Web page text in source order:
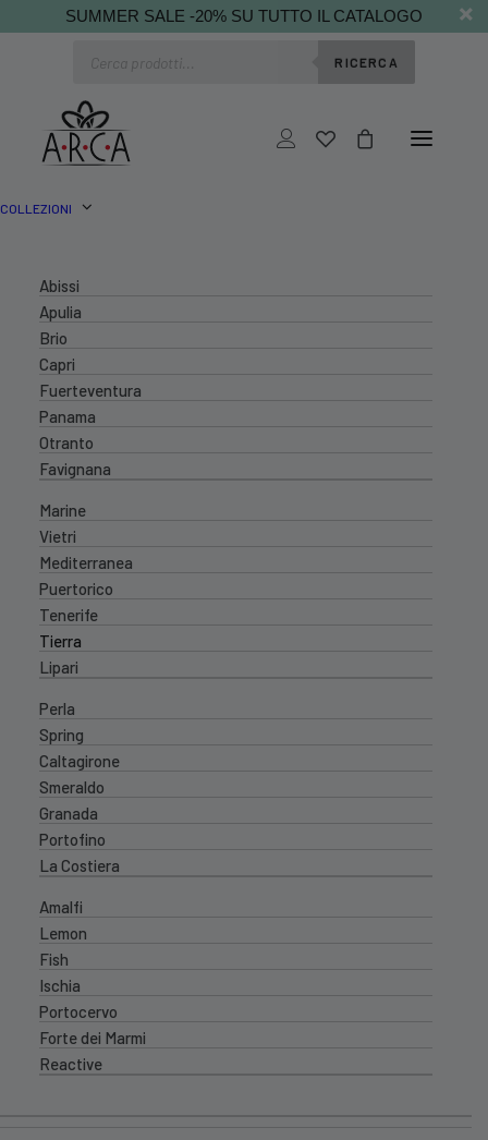
SUMMER SALE -20% SU TUTTO IL CATALOGO
RICERCA
COLLEZIONI
Abissi
Apulia
Brio
Capri
Fuerteventura
Panama
Otranto
Favignana
Marine
Vietri
Mediterranea
Puertorico
Tenerife
Tierra
Lipari
Perla
Spring
Caltagirone
Smeraldo
Granada
Portofino
La Costiera
Amalfi
Lemon
Fish
Ischia
Portocervo
Forte dei Marmi
Reactive